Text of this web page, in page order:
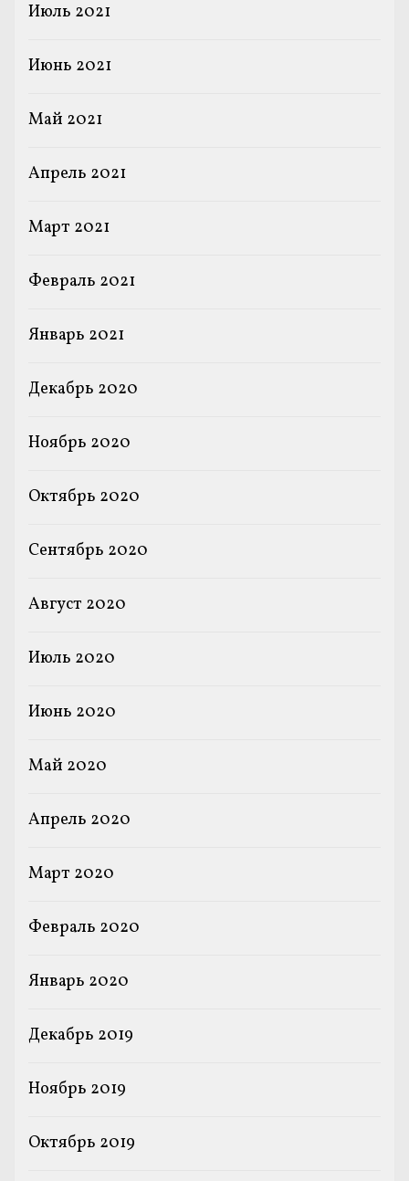
Июль 2021
Июнь 2021
Май 2021
Апрель 2021
Март 2021
Февраль 2021
Январь 2021
Декабрь 2020
Ноябрь 2020
Октябрь 2020
Сентябрь 2020
Август 2020
Июль 2020
Июнь 2020
Май 2020
Апрель 2020
Март 2020
Февраль 2020
Январь 2020
Декабрь 2019
Ноябрь 2019
Октябрь 2019